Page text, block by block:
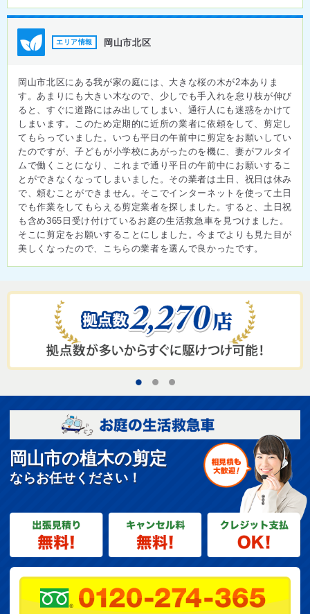
エリア情報 岡山市北区
岡山市北区にある我が家の庭には、大きな桜の木が2本ありま
す。あまりにも大きい木なので、少しでも手入れを怠り枝が伸び
ると、すぐに道路にはみ出してしまい、通行人にも迷惑をかけて
しまいます。このため定期的に近所の業者に依頼をして、剪定し
てもらっていました。いつも平日の午前中に剪定をお願いしてい
たのですが、子どもが小学校にあがったのを機に、妻がフルタイ
ムで働くことになり、これまで通り平日の午前中にお願いするこ
とができなくなってしまいました。その業者は土日、祝日は休み
で、頼むことができません。そこでインターネットを使って土日
でも作業をしてもらえる剪定業者を探しました。すると、土日祝
も含め365日受け付けているお庭の生活救急車を見つけました。
そこに剪定をお願いすることにしました。今までよりも見た目が
美しくなったので、こちらの業者を選んで良かったです。
岡山市の植木の剪定
ならお任せください！